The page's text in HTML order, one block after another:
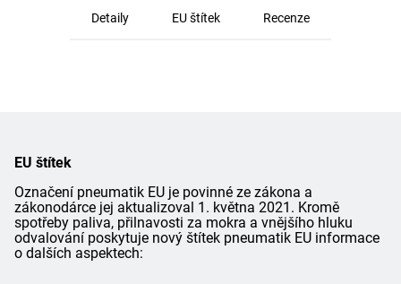
Detaily EU štítek Recenze
EU štítek
Označení pneumatik EU je povinné ze zákona a
zákonodárce jej aktualizoval 1. května 2021. Kromě
spotřeby paliva, přilnavosti za mokra a vnějšího hluku
odvalování poskytuje nový štítek pneumatik EU informace
o dalších aspektech: